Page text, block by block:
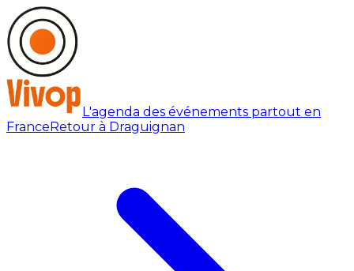
L'agenda des événements partout en
FranceRetour à Draguignan